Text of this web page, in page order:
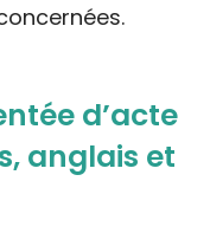
d’acte
anglais et